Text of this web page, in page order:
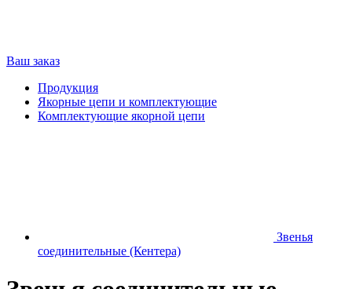
Ваш заказ
Продукция
Якорные цепи и комплектующие
Комплектующие якорной цепи
Звенья
соединительные (Кентера)